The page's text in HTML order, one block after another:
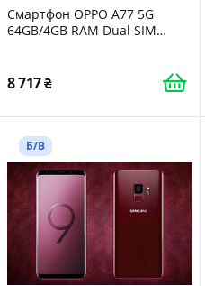
Смартфон OPPO A77 5G
64GB/4GB RAM Dual SIM
8 717
Б/В